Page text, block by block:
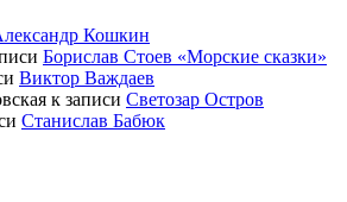
Кошкин
Борислав Стоев «Морские сказки»
Виктор Важдаев
к записи Светозар Остров
Станислав Бабюк